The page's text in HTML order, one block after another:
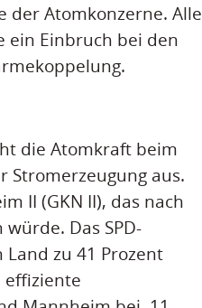
der Atomkonzerne. Alle
ein Einbruch bei den
die Atomkraft beim
Stromerzeugung aus.
II (GKN II), das nach
Das SPD-
Land zu 41 Prozent
effiziente